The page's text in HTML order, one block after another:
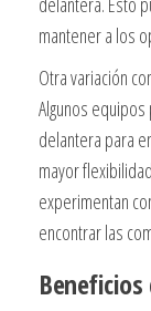
mantener a los
Otra variación
Algunos
delantera para
mayor
experimentan
encontrar las